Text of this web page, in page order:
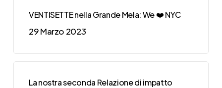
VENTISETTE nella Grande Mela: We ❤️ NYC
29 Marzo 2023
La nostra seconda Relazione di impatto